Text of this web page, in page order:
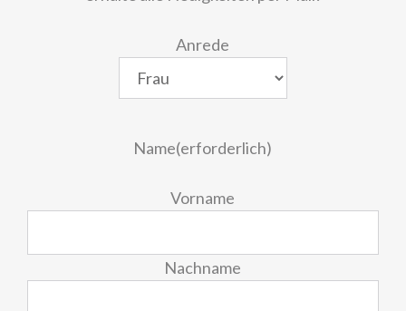
Anrede
Name(erforderlich)
Vorname
Nachname